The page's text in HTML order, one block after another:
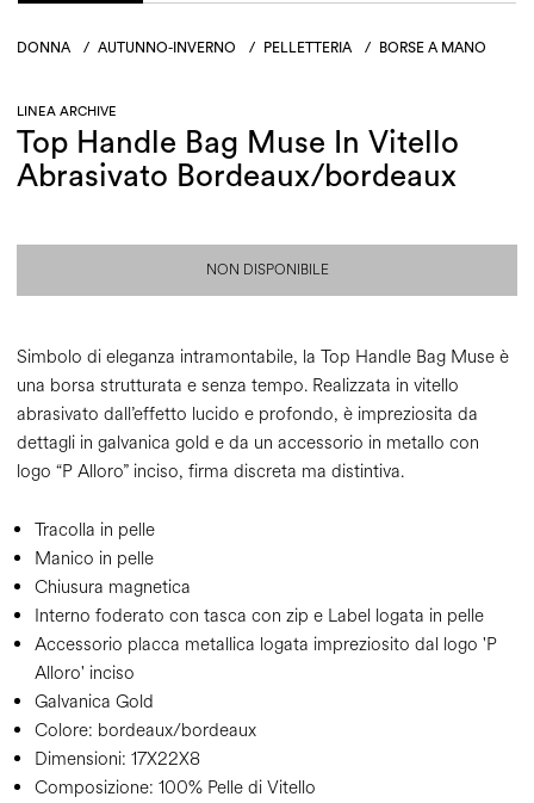
DONNA / AUTUNNO-INVERNO / PELLETTERIA / BORSE A MANO
LINEA ARCHIVE
Top Handle Bag Muse In Vitello
Abrasivato Bordeaux/bordeaux
NON DISPONIBILE
Simbolo di eleganza intramontabile, la Top Handle Bag Muse è
una borsa strutturata e senza tempo. Realizzata in vitello
abrasivato dall’effetto lucido e profondo, è impreziosita da
dettagli in galvanica gold e da un accessorio in metallo con
logo “P Alloro” inciso, firma discreta ma distintiva.
Tracolla in pelle
Manico in pelle
Chiusura magnetica
Interno foderato con tasca con zip e Label logata in pelle
Accessorio placca metallica logata impreziosito dal logo 'P
Alloro' inciso
Galvanica Gold
Colore: bordeaux/bordeaux
Dimensioni: 17X22X8
Composizione: 100% Pelle di Vitello